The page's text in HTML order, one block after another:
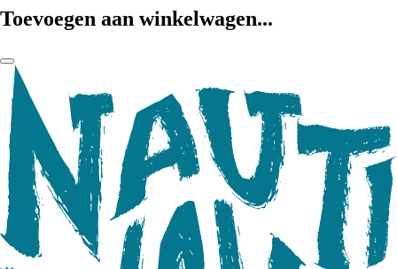
Toevoegen aan winkelwagen...